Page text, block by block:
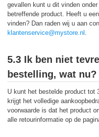
gevallen kunt u dit vinden
betreffende product. Heeft u
vinden? Dan raden wij u aan
klantenservice@mystore.nl
5.3 Ik ben niet
bestelling, wat nu?
U kunt het bestelde product tot
krijgt het volledige
voorwaarde is dat het product
alle retourinformatie op de